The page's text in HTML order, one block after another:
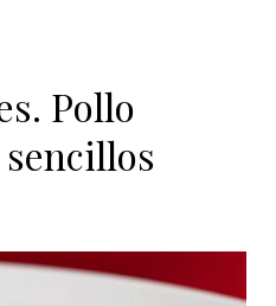
Pollo
sencillos